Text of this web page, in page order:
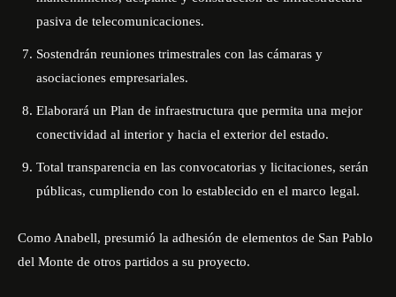
pasiva de telecomunicaciones.
Sostendrán reuniones trimestrales con las cámaras y
asociaciones empresariales.
Elaborará un Plan de infraestructura que permita una mejor
conectividad al interior y hacia el exterior del estado.
Total transparencia en las convocatorias y licitaciones, serán
públicas, cumpliendo con lo establecido en el marco legal.
Como Anabell, presumió la adhesión de elementos de San Pablo
del Monte de otros partidos a su proyecto.